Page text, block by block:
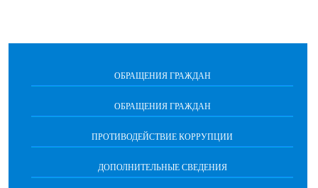
ОБРАЩЕНИЯ ГРАЖДАН
ОБРАЩЕНИЯ ГРАЖДАН
ПРОТИВОДЕЙСТВИЕ КОРРУПЦИИ
ДОПОЛНИТЕЛЬНЫЕ СВЕДЕНИЯ